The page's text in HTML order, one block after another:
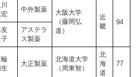
川
中外製薬
大阪大学
（藤岡弘
道）
近
畿
94
友
アステラ
ス製薬
輪
大正製薬
北海道大学
（周東智）
北
海
道
77